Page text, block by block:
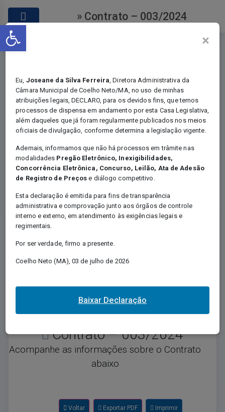
» Contrato – 003/2024
Contratos
Você está em:
Home
Certames - Contratos
como Lei de Acesso à Informação - LAI,
regulamenta o direito, previsto na Constituição,
de qualquer pessoa solicitar e receber dos
entes e Poderes, informações públicas por
eles produzidas ou custodiadas.
Contrato – 003/2024
Acompanhe as informações sobre o Contrato
abaixo
Voltar Exportar PDF Imprimir
×
Eu, Joseane da Silva Ferreira, Diretora Administrativa da
Câmara Municipal de Coelho Neto/MA, no uso de minhas
atribuições legais, DECLARO, para os devidos fins, que temos
processos de dispensa em andamento por esta Casa Legislativa,
além daqueles que já foram regularmente publicados nos meios
oficiais de divulgação, conforme determina a legislação vigente.
Ademais, informamos que não há processos em trâmite nas
modalidades Pregão Eletrônico, Inexigibilidades,
Concorrência Eletrônica, Concurso, Leilão, Ata de Adesão
de Registro de Preços e diálogo competitivo.
Esta declaração é emitida para fins de transparência
administrativa e comprovação junto aos órgãos de controle
interno e externo, em atendimento às exigências legais e
regimentais.
Por ser verdade, firmo a presente.
Coelho Neto (MA), 03 de julho de 2026
Baixar Declaração
Abrir a barra de ferramentas